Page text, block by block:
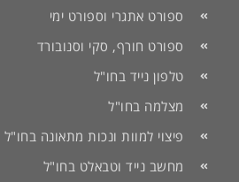
ספורט אתגרי וספורט ימי
ספורט חורף, סקי וסנובורד
טלפון נייד בחו"ל
מצלמה בחו"ל
פיצוי למוות ונכות מתאונה בחו"ל
מחשב נייד וטבאלט בחו"ל